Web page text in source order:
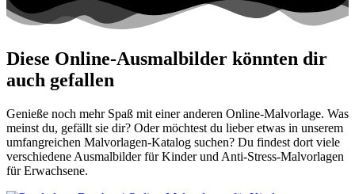
Diese Online-Ausmalbilder könnten dir
auch gefallen
Genieße noch mehr Spaß mit einer anderen Online-Malvorlage. Was
meinst du, gefällt sie dir? Oder möchtest du lieber etwas in unserem
umfangreichen Malvorlagen-Katalog suchen? Du findest dort viele
verschiedene Ausmalbilder für Kinder und Anti-Stress-Malvorlagen
für Erwachsene.